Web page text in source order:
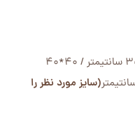
در چهار سایز موجود است: 35*35 سانتیمتر / 40*40
(سایز مورد نظر را